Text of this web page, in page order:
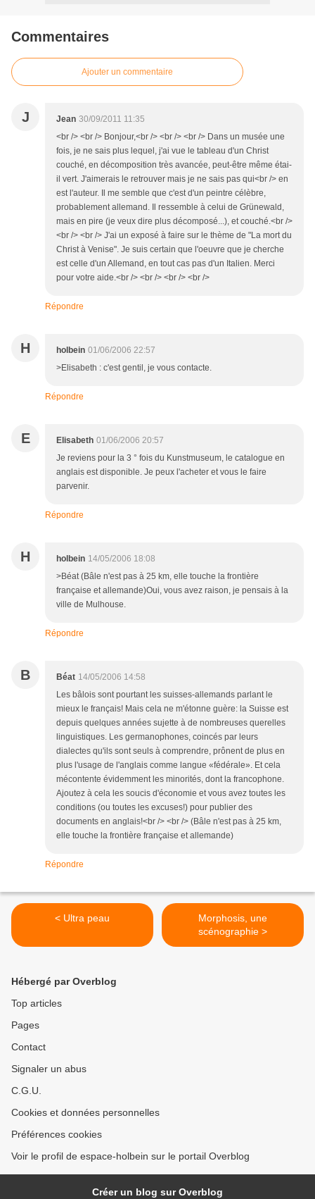
Commentaires
Ajouter un commentaire
J Jean 30/09/2011 11:35
<br /> <br /> Bonjour,<br /> <br /> <br /> Dans un musée une
fois, je ne sais plus lequel, j'ai vue le tableau d'un Christ
couché, en décomposition très avancée, peut-être même étai-
il vert. J'aimerais le retrouver mais je ne sais pas qui<br /> en
est l'auteur. Il me semble que c'est d'un peintre célèbre,
probablement allemand. Il ressemble à celui de Grünewald,
mais en pire (je veux dire plus décomposé...), et couché.<br />
<br /> <br /> J'ai un exposé à faire sur le thème de "La mort du
Christ à Venise". Je suis certain que l'oeuvre que je cherche
est celle d'un Allemand, en tout cas pas d'un Italien. Merci
pour votre aide.<br /> <br /> <br /> <br />
Répondre
H holbein 01/06/2006 22:57
>Elisabeth : c'est gentil, je vous contacte.
Répondre
E Elisabeth 01/06/2006 20:57
Je reviens pour la 3 ° fois du Kunstmuseum, le catalogue en
anglais est disponible. Je peux l'acheter et vous le faire
parvenir.
Répondre
H holbein 14/05/2006 18:08
>Béat (Bâle n'est pas à 25 km, elle touche la frontière
française et allemande)Oui, vous avez raison, je pensais à la
ville de Mulhouse.
Répondre
B Béat 14/05/2006 14:58
Les bâlois sont pourtant les suisses-allemands parlant le
mieux le français! Mais cela ne m'étonne guère: la Suisse est
depuis quelques années sujette à de nombreuses querelles
linguistiques. Les germanophones, coincés par leurs
dialectes qu'ils sont seuls à comprendre, prônent de plus en
plus l'usage de l'anglais comme langue «fédérale». Et cela
mécontente évidemment les minorités, dont la francophone.
Ajoutez à cela les soucis d'économie et vous avez toutes les
conditions (ou toutes les excuses!) pour publier des
documents en anglais!<br /> <br /> (Bâle n'est pas à 25 km,
elle touche la frontière française et allemande)
Répondre
< Ultra peau
Morphosis, une
scénographie >
Hébergé par Overblog
Top articles
Pages
Contact
Signaler un abus
C.G.U.
Cookies et données personnelles
Préférences cookies
Voir le profil de espace-holbein sur le portail Overblog
Créer un blog sur Overblog